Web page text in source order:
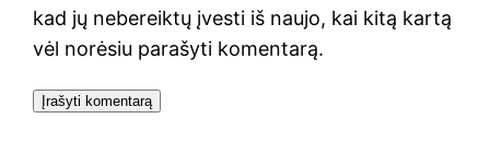
kad jų nebereiktų įvesti iš naujo, kai kitą kartą
vėl norėsiu parašyti komentarą.